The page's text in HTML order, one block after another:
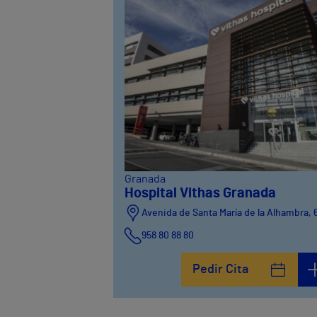
Granada
Hospital Vithas Granada
Avenida de Santa María de la Alhambra,
958 80 88 80
Pedir Cita